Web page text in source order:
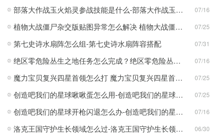
部落大作战玉火焰灵参战技能是什么-部落大作战玉火焰灵参战技能合集 07/16
植物大战僵尸杂交版贴图异常怎么解决 植物大战僵尸杂交版贴图异常教程 07/25
第七史诗水扇阵怎么组-第七史诗水扇阵容搭配 07/31
绝区零危险丛生之地任务怎么完成？绝区零危险丛生之地任务完成攻略 07/16
魔力宝贝复兴四星首领怎么打 魔力宝贝复兴四星首领打法合集 07/25
创造吧我们的星球啾啾蛋怎么用-创造吧我们的星球啾啾蛋使用攻略 07/25
创造吧我们的星球开枪闪退怎么办-创造吧我们的星球开枪闪退合集 07/16
洛克王国守护生长领域怎么过-洛克王国守护生长领域通关攻略 06/30